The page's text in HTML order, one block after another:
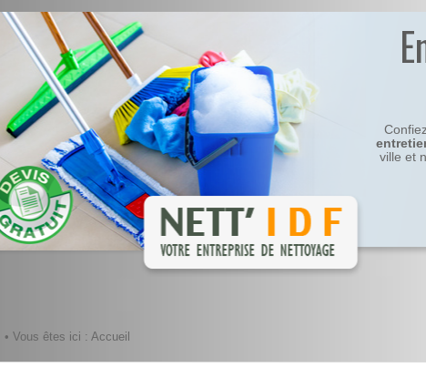
ville et
• Vous êtes ici : Accueil